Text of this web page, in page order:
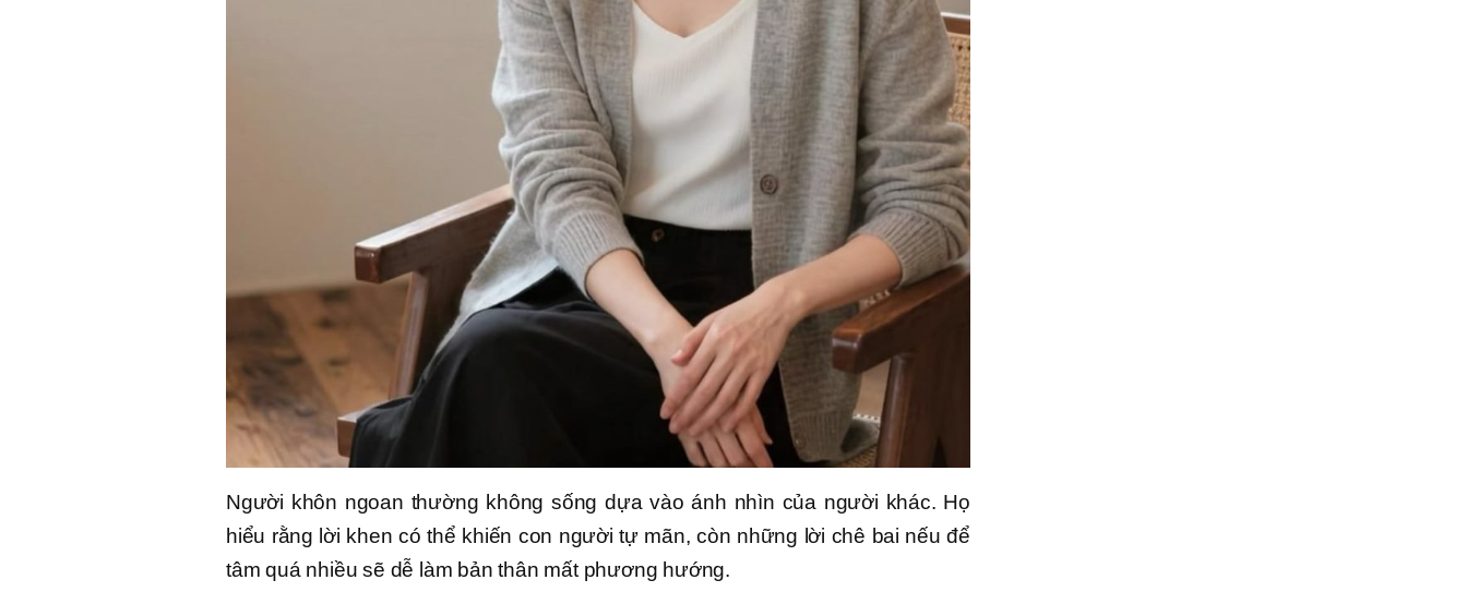
Người khôn ngoan thường không sống dựa vào ánh nhìn của người khác. Họ
hiểu rằng lời khen có thể khiến con người tự mãn, còn những lời chê bai nếu để
tâm quá nhiều sẽ dễ làm bản thân mất phương hướng.